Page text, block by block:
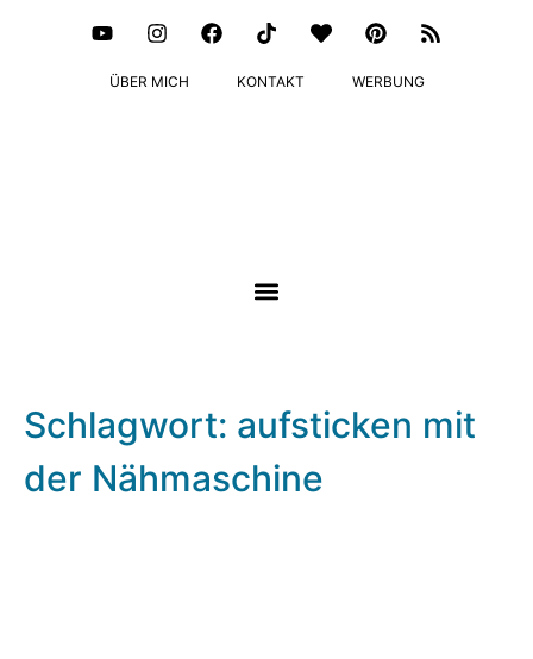
ÜBER MICH KONTAKT WERBUNG
Schlagwort: aufsticken mit
der Nähmaschine